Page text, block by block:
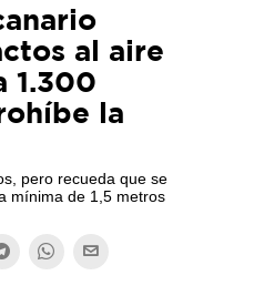
al aire
1.300
la
pero recueda que se
mínima de 1,5 metros